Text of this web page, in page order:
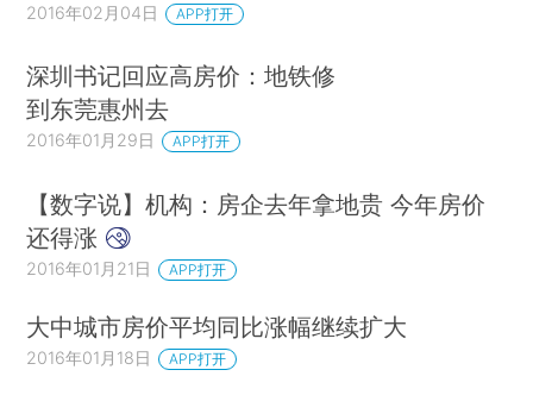
2016年02月04日 APP打开
深圳书记回应高房价：地铁修
到东莞惠州去
2016年01月29日 APP打开
【数字说】机构：房企去年拿地贵 今年房价
还得涨
2016年01月21日 APP打开
大中城市房价平均同比涨幅继续扩大
2016年01月18日 APP打开